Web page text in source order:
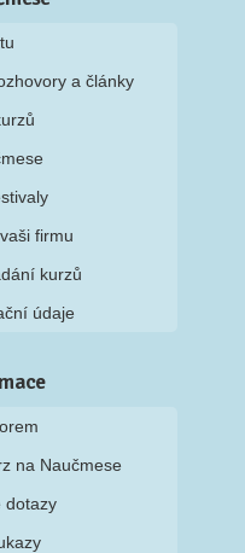
a články
firmu
kurzů
údaje
na Naučmese
dotazy